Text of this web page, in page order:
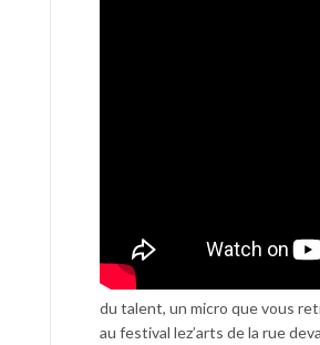
du talent, un micro que vous
au festival lez’arts de la rue